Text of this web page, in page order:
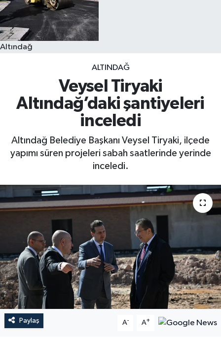
Altındağ
ALTINDAĞ
Veysel Tiryaki
Altındağ’daki şantiyeleri
inceledi
Altındağ Belediye Başkanı Veysel Tiryaki, ilçede
yapımı süren projeleri sabah saatlerinde yerinde
inceledi.
Paylaş A- A+